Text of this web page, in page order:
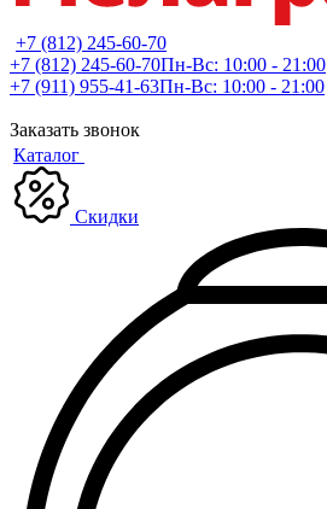
+7 (812) 245-60-70
+7 (812) 245-60-70Пн-Вс: 10:00 - 21:00
+7 (911) 955-41-63Пн-Вс: 10:00 - 21:00
Заказать звонок
Каталог
Скидки